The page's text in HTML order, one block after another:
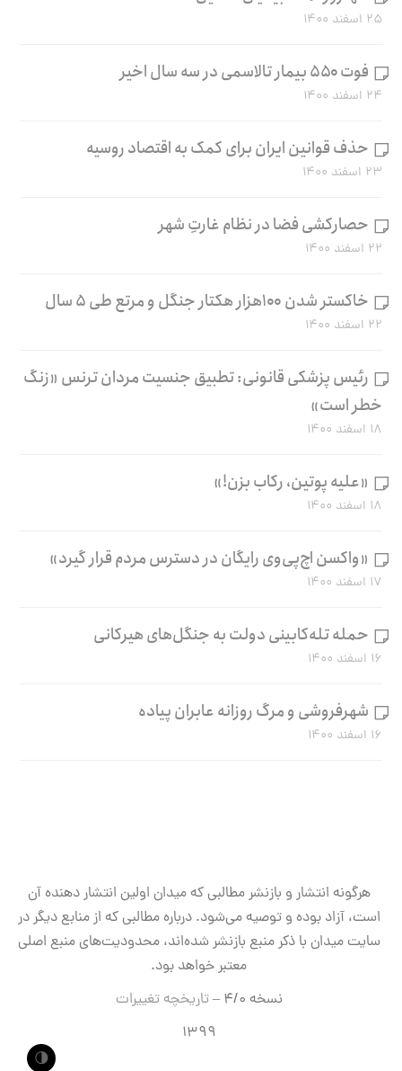
۲۵ اسفند ۱۴۰۰
فوت ۵۵۰ بیمار تالاسمی در سه سال اخیر
۲۴ اسفند ۱۴۰۰
حذف قوانین ایران برای کمک به اقتصاد روسیه
۲۳ اسفند ۱۴۰۰
حصارکشی فضا در نظام غارتِ شهر
۲۲ اسفند ۱۴۰۰
خاکستر شدن ۱۰۰هزار هکتار جنگل و مرتع طی ۵ سال
۲۲ اسفند ۱۴۰۰
رئیس پزشکی قانونی: تطبیق جنسیت مردان ترنس «زنگ
خطر است»
۱۸ اسفند ۱۴۰۰
«علیه پوتین، رکاب بزن!»
۱۸ اسفند ۱۴۰۰
«واکسن اچ‌پی‌وی رایگان در دسترس مردم قرار گیرد»
۱۷ اسفند ۱۴۰۰
حمله تله‌کابینی دولت به جنگل‌های هیرکانی
۱۶ اسفند ۱۴۰۰
شهرفروشی و مرگ روزانه عابران پیاده
۱۶ اسفند ۱۴۰۰
هرگونه انتشار و بازنشر مطالبی که میدان اولین انتشار دهنده آن
است، آزاد بوده و توصیه می‌شود. درباره مطالبی که از منابع دیگر در
سایت میدان با ذکر منبع بازنشر شده‌اند، محدودیت‌های منبع اصلی
معتبر خواهد بود.
نسخه ۴/۰ –
تاریخچه تغییرات
۱۳۹۹
🌗